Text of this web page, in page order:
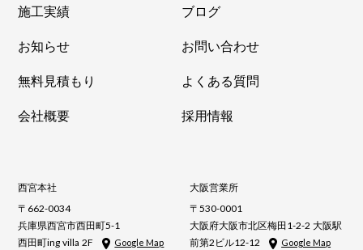
施工実績
ブログ
お知らせ
お問い合わせ
無料見積もり
よくある質問
会社概要
採用情報
西宮本社
〒662-0034
兵庫県西宮市西田町5-1
西田町ing villa 2F
Google Map
大阪営業所
〒530-0001
大阪府大阪市北区梅田1-2-2 大阪駅
前第2ビル12-12
Google Map